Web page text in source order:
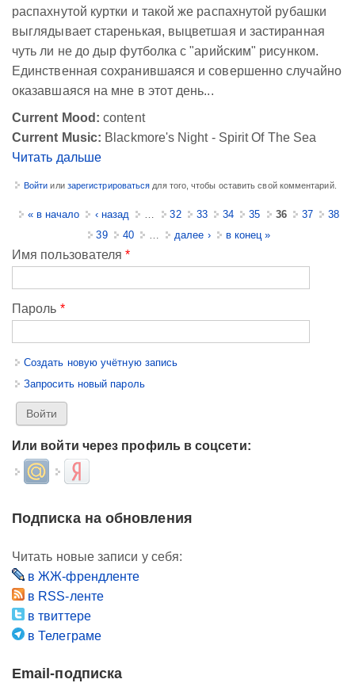
распахнутой куртки и такой же распахнутой рубашки
выглядывает старенькая, выцветшая и застиранная
чуть ли не до дыр футболка с "арийским" рисунком.
Единственная сохранившаяся и совершенно случайно
оказавшаяся на мне в этот день...
Current Mood: content
Current Music: Blackmore's Night - Spirit Of The Sea
Читать дальше
Войти или зарегистрироваться для того, чтобы оставить свой комментарий.
Страницы
« в начало ‹ назад … 32 33 34 35 36 37
38
39
40 … далее › в конец »
Имя пользователя*
Пароль *
Создать новую учётную запись
Запросить новый пароль
Или войти через профиль в соцсети:
Login with Mail.ruLogin with Яндекс
Подписка на обновления
Читать новые записи у себя:
в ЖЖ-френдленте
в RSS-ленте
в твиттере
в Телеграме
Email-подписка